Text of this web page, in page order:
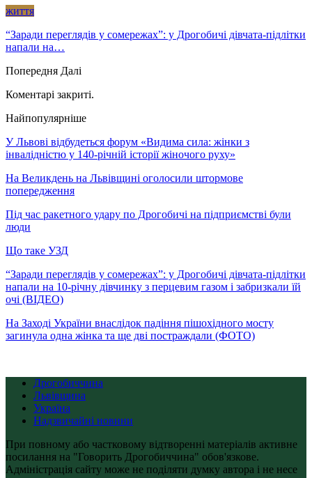
життя
“Заради переглядів у сомережах”: у Дрогобичі дівчата-підлітки
напали на…
Попередня Далі
Коментарі закриті.
Найпопулярніше
У Львові відбудеться форум «Видима сила: жінки з
інвалідністю у 140-річній історії жіночого руху»
На Великдень на Львівщині оголосили штормове
попередження
Під час ракетного удару по Дрогобичі на підприємстві були
люди
Що таке УЗД
“Заради переглядів у сомережах”: у Дрогобичі дівчата-підлітки
напали на 10-річну дівчинку з перцевим газом і забризкали їй
очі (ВІДЕО)
На Заході України внаслідок падіння пішохідного мосту
загинула одна жінка та ще дві постраждали (ФОТО)
Дрогобиччина
Львівщина
Україна
Надзвичайні новини
При повному або частковому відтворенні матеріалів активне
посилання на "Говорить Дрогобиччина" обов'язкове.
Адміністрація сайту може не поділяти думку автора і не несе